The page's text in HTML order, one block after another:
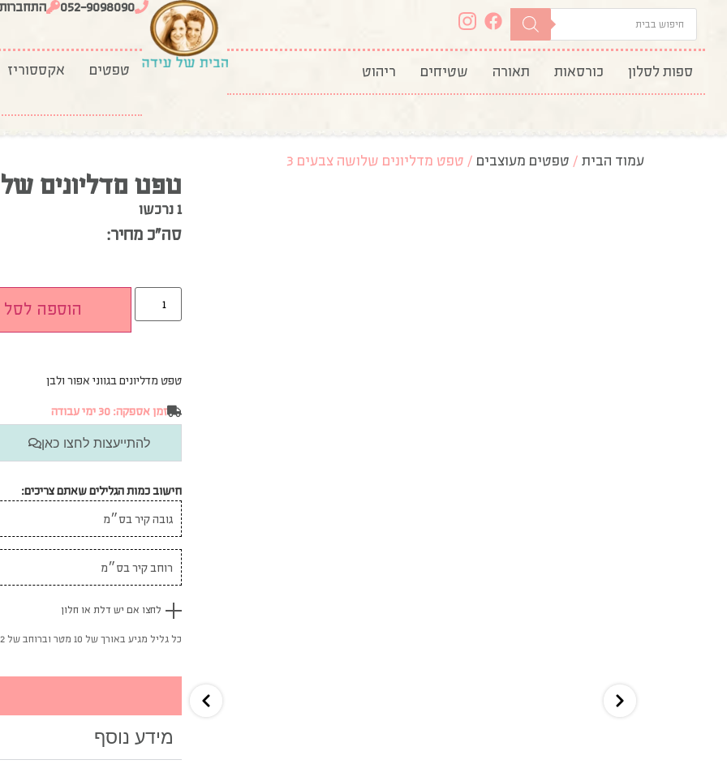
ספות לסלון כורסאות תאורה שטיחים ריהוט
052-9098090 התחברות
טפטים אקססוריז
עמוד הבית / טפטים מעוצבים / טפט מדליונים שלושה צבעים 3
טפט מדליונים
1 נרכשו
סה”כ מחיר:
הוספה לסל
טפט מדליונים בגווני אפור ולבן
זמן אספקה: 30 ימי עבודה
להתייעצות לחצו כאן
חישוב כמות הגלילים שאתם צריכים:
לחצו אם יש דלת או חלון
כל גליל מגיע באורך של 10 מטר וברוחב של 52 ס"מ
מידע נוסף